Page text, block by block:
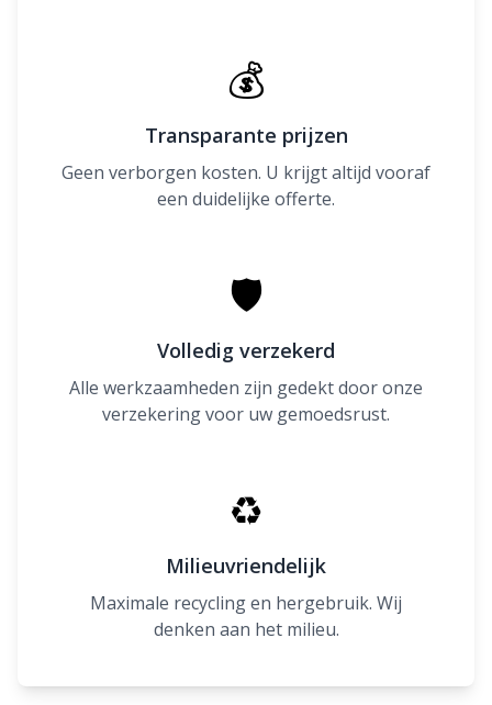
💰
Transparante prijzen
Geen verborgen kosten. U krijgt altijd vooraf
een duidelijke offerte.
🛡
Volledig verzekerd
Alle werkzaamheden zijn gedekt door onze
verzekering voor uw gemoedsrust.
♻
Milieuvriendelijk
Maximale recycling en hergebruik. Wij
denken aan het milieu.